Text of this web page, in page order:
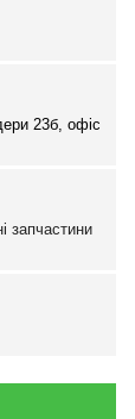
23б, офіс
запчастини